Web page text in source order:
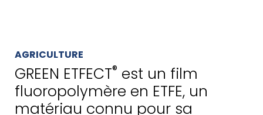
AGRICULTURE
GREEN ETFECT® est un film
fluoropolymère en ETFE, un
matériau connu pour sa